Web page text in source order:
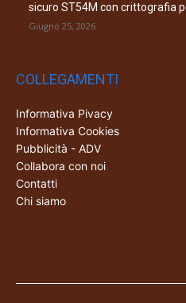
sicuro ST54M con crittografia
Giugno 25, 2026
COLLEGAMENTI
Informativa Pivacy
Informativa Cookies
Pubblicità - ADV
Collabora con noi
Contatti
Chi siamo